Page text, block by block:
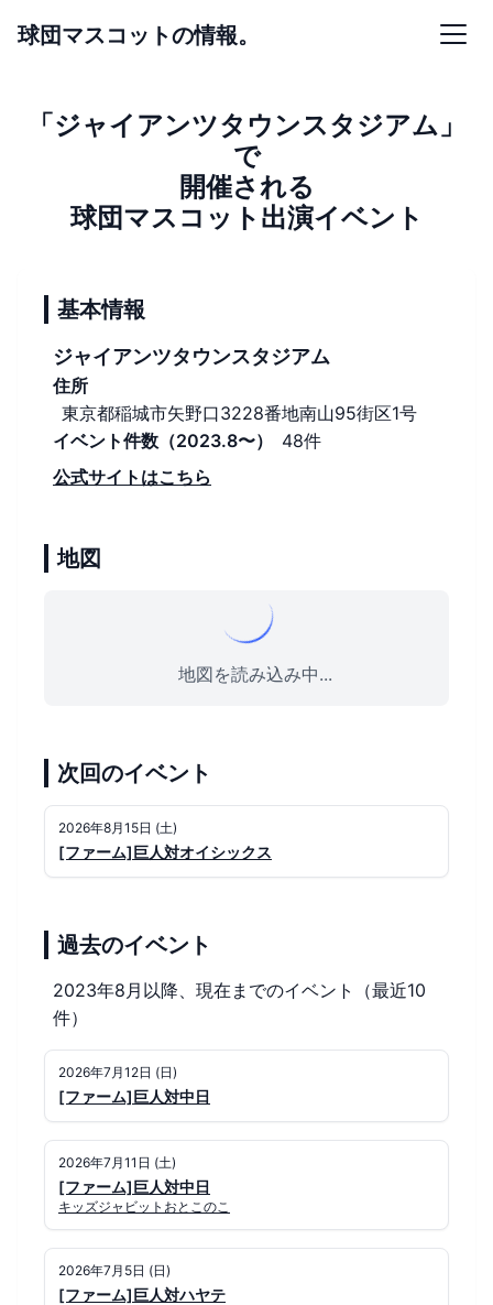
球団マスコットの情報。
「ジャイアンツタウンスタジアム」
で
開催される
球団マスコット出演イベント
基本情報
ジャイアンツタウンスタジアム
住所
東京都稲城市矢野口3228番地南山95街区1号
イベント件数（2023.8〜）
48件
公式サイトはこちら
地図
地図を読み込み中...
次回のイベント
2026年8月15日 (土)
[ファーム]巨人対オイシックス
過去のイベント
2023年8月以降、現在までのイベント（最近10
件）
2026年7月12日 (日)
[ファーム]巨人対中日
2026年7月11日 (土)
[ファーム]巨人対中日
キッズジャビットおとこのこ
2026年7月5日 (日)
[ファーム]巨人対ハヤテ